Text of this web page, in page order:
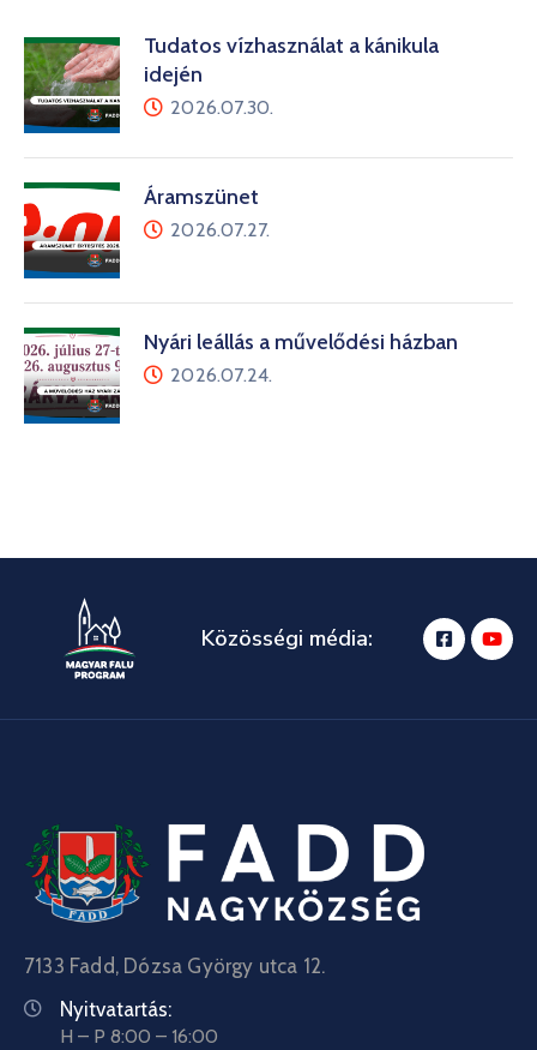
Tudatos vízhasználat a kánikula
idején
2026.07.30.
Áramszünet
2026.07.27.
Nyári leállás a művelődési házban
2026.07.24.
Közösségi média:
7133 Fadd, Dózsa György utca 12.
Nyitvatartás:
H – P 8:00 – 16:00